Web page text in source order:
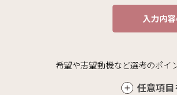
入力内
希望や志望動機など選考のポイ
任意項